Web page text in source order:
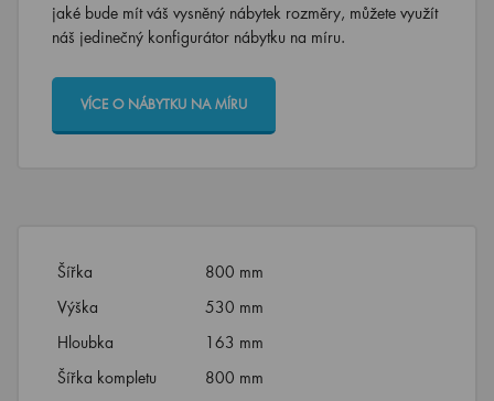
jaké bude mít váš vysněný nábytek rozměry, můžete využít
náš jedinečný konfigurátor nábytku na míru.
VÍCE O NÁBYTKU NA MÍRU
Šířka
800 mm
Výška
530 mm
Hloubka
163 mm
Šířka kompletu
800 mm